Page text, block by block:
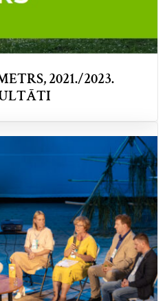
2021./2023.